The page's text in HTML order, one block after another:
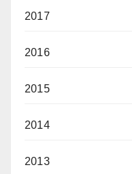
2017
2016
2015
2014
2013